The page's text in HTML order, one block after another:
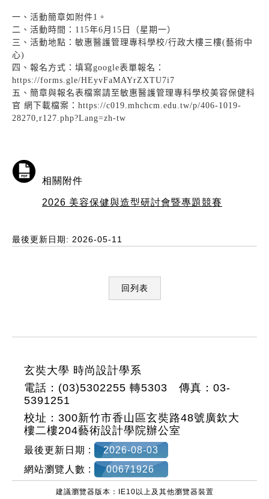
一、活動簡章如附件1。
二、活動時間：115年6月15日（星期一）
三、活動地點：敏惠醫護管理專科學校/行政大樓三樓(藝術中
心)
四、報名方式：填寫google表單報名：
https://forms.gle/HEyvFaMAYrZXTU7i7
五、簡章與報名表檔案請至敏惠醫護管理專科學校美容保健科
官 網下載檔案：https://c019.mhchcm.edu.tw/p/406-1019-
28270,r127.php?Lang=zh-tw
相關附件
2026 美容保健與造型研討會暨專題競賽
最後更新日期: 2026-05-11
回列表
玄奘大學 時尚設計學系
電話：(03)5302255 轉5303 傳真：03-
5391251
校址：300新竹市香山區玄奘路48號廣欽大
樓二樓204藝術設計學院辦公室
最後更新日期 :
2026-08-03
網站瀏覽人數 :
00671926
建議瀏覽器版本：IE10以上及其他瀏覽器裝置